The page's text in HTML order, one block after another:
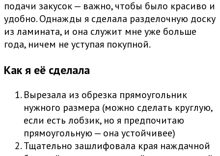
подачи закусок — важно, чтобы было красиво и
удобно. Однажды я сделала разделочную доску
из ламината, и она служит мне уже больше
года, ничем не уступая покупной.
Как я её сделала
Вырезала из обрезка прямоугольник
нужного размера (можно сделать круглую,
если есть лобзик, но я предпочитаю
прямоугольную — она устойчивее)
Тщательно зашлифовала края наждачной